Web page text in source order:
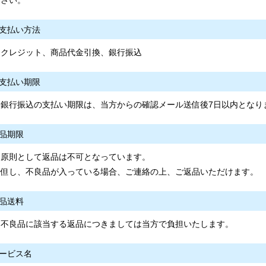
払い方法
クレジット、商品代金引換、銀行振込
払い期限
銀行振込の支払い期限は、当方からの確認メール送信後7日以内とな
期限
原則として返品は不可となっています。
但し、不良品が入っている場合、ご連絡の上、ご返品いただけます。
送料
不良品に該当する返品につきましては当方で負担いたします。
ビス名